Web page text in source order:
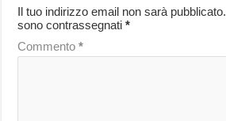
Il tuo indirizzo email non sarà pubblicato.
sono contrassegnati*
Commento*